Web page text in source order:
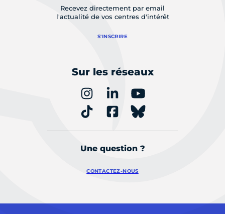
Recevez directement par email
l'actualité de vos centres d'intérêt
S'INSCRIRE
Sur les réseaux
Une question ?
CONTACTEZ-NOUS